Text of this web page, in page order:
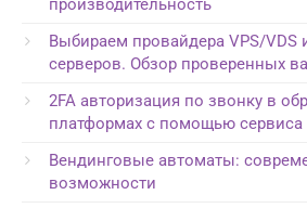
производительность
Выбираем провайдера VPS/VDS
серверов. Обзор проверенных
2FA авторизация по звонку в
платформах с помощью сервиса
Вендинговые автоматы:
возможности